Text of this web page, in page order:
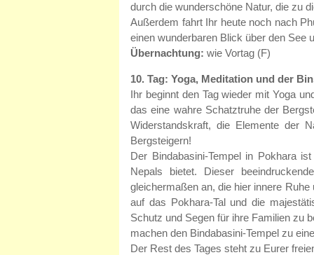
durch die wunderschöne Natur, die zu
Außerdem fahrt Ihr heute noch nach
einen wunderbaren Blick über den See
Übernachtung: wie Vortag (F)
10. Tag: Yoga, Meditation und der
Ihr beginnt den Tag wieder mit Yoga
das eine wahre Schatztruhe der
Widerstandskraft, die Elemente der
Bergsteigern!
Der Bindabasini-Tempel in Pokhara
Nepals bietet. Dieser
gleichermaßen an, die hier innere
auf das Pokhara-Tal und die
Schutz und Segen für ihre Familien zu
machen den Bindabasini-Tempel zu
Der Rest des Tages steht zu Eurer